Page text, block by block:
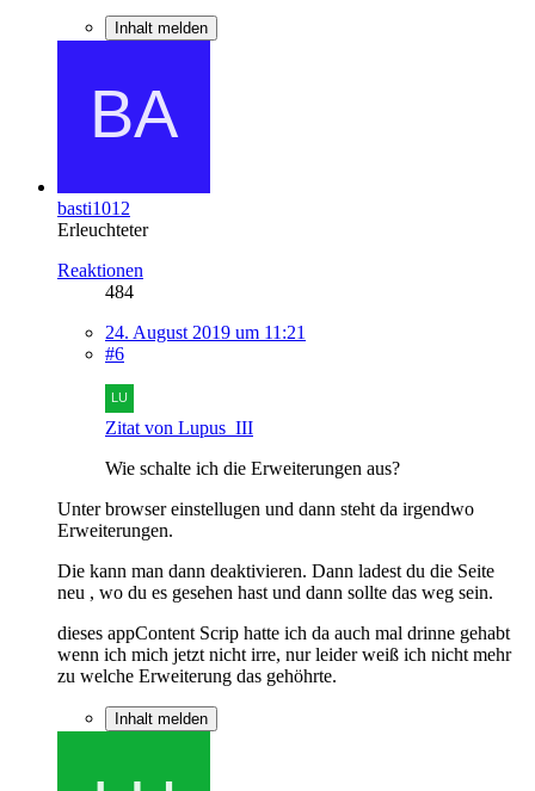
Inhalt melden
basti1012
Erleuchteter
Reaktionen
484
24. August 2019 um 11:21
#6
Zitat von Lupus_III
Wie schalte ich die Erweiterungen aus?
Unter browser einstellugen und dann steht da irgendwo
Erweiterungen.
Die kann man dann deaktivieren. Dann ladest du die Seite
neu , wo du es gesehen hast und dann sollte das weg sein.
dieses appContent Scrip hatte ich da auch mal drinne gehabt
wenn ich mich jetzt nicht irre, nur leider weiß ich nicht mehr
zu welche Erweiterung das gehöhrte.
Inhalt melden